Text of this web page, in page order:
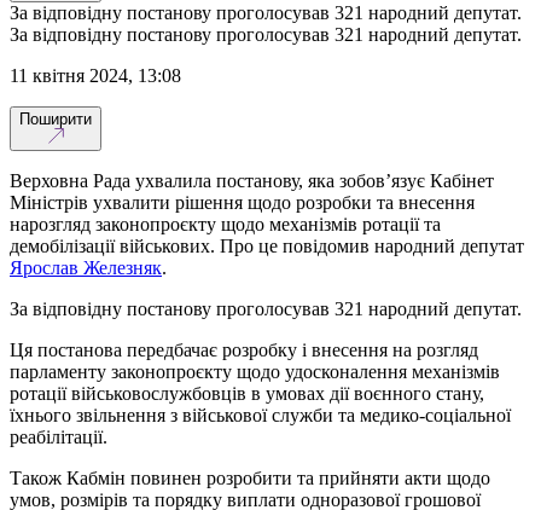
За відповідну постанову проголосував 321 народний депутат.
За відповідну постанову проголосував 321 народний депутат.
11 квітня 2024, 13:08
Поширити
Верховна Рада ухвалила постанову, яка зобовʼязує Кабінет
Міністрів ухвалити рішення щодо розробки та внесення
нарозгляд законопроєкту щодо механізмів ротації та
демобілізації військових. Про це повідомив народний депутат
Ярослав Железняк.
За відповідну постанову проголосував 321 народний депутат.
Ця постанова передбачає розробку і внесення на розгляд
парламенту законопроєкту щодо удосконалення механізмів
ротації військовослужбовців в умовах дії воєнного стану,
їхнього звільнення з військової служби та медико-соціальної
реабілітації.
Також Кабмін повинен розробити та прийняти акти щодо
умов, розмірів та порядку виплати одноразової грошової